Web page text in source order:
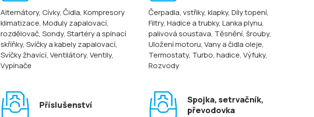
Alternátory, Cívky, Čidla, Kompresory
klimatizace, Moduly zapalovací,
rozdělovač, Sondy, Startéry a spínací
skříňky, Svíčky a kabely zapalovací,
Svíčky žhavící, Ventilátory, Ventily,
Vypínače
Čerpadla, vstřiky, klapky, Díly topení,
Filtry, Hadice a trubky, Lanka plynu,
palivová soustava, Těsnění, šrouby,
Uložení motoru, Vany a čidla oleje,
Termostaty, Turbo, hadice, Výfuky,
Rozvody
Příslušenství
Spojka, setrvačník,
převodovka